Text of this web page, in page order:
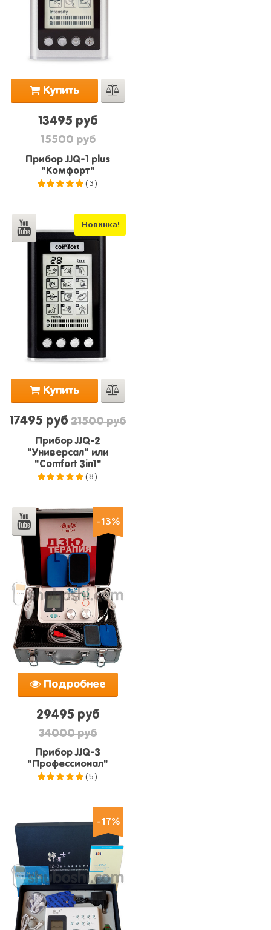
Купить
13495 руб
15500 руб
Прибор JJQ-1 plus
"Комфорт"
(3)
Новинка!
Купить
17495 руб 21500 руб
Прибор JJQ-2
"Универсал" или
"Comfort 3in1"
(8)
-13%
Подробнее
29495 руб
34000 руб
Прибор JJQ-3
"Профессионал"
(5)
-17%